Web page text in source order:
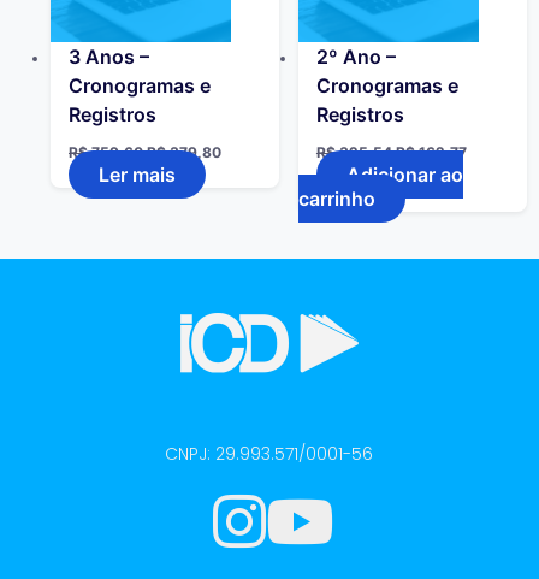
3 Anos –
Cronogramas e
Registros
R$759,60 R$379,80
Ler mais
2º Ano –
Cronogramas e
Registros
R$325,54 R$162,77
Adicionar ao
carrinho
CNPJ: 29.993.571/0001-56